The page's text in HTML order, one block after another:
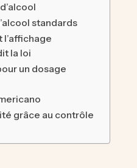
standards
la loi
un dosage
grâce au contrôle